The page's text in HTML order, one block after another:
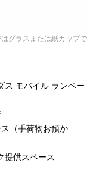
グラスまたは紙カップで
ス モバイル ランベー
（手荷物お預か
提供スペース